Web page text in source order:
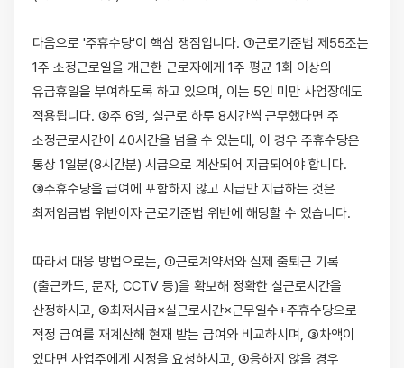
다음으로 '주휴수당'이 핵심 쟁점입니다. ①근로기준법 제55조는
1주 소정근로일을 개근한 근로자에게 1주 평균 1회 이상의
유급휴일을 부여하도록 하고 있으며, 이는 5인 미만 사업장에도
적용됩니다. ②주 6일, 실근로 하루 8시간씩 근무했다면 주
소정근로시간이 40시간을 넘을 수 있는데, 이 경우 주휴수당은
통상 1일분(8시간분) 시급으로 계산되어 지급되어야 합니다.
③주휴수당을 급여에 포함하지 않고 시급만 지급하는 것은
최저임금법 위반이자 근로기준법 위반에 해당할 수 있습니다.
따라서 대응 방법으로는, ①근로계약서와 실제 출퇴근 기록
(출근카드, 문자, CCTV 등)을 확보해 정확한 실근로시간을
산정하시고, ②최저시급×실근로시간×근무일수+주휴수당으로
적정 급여를 재계산해 현재 받는 급여와 비교하시며, ③차액이
있다면 사업주에게 시정을 요청하시고, ④응하지 않을 경우